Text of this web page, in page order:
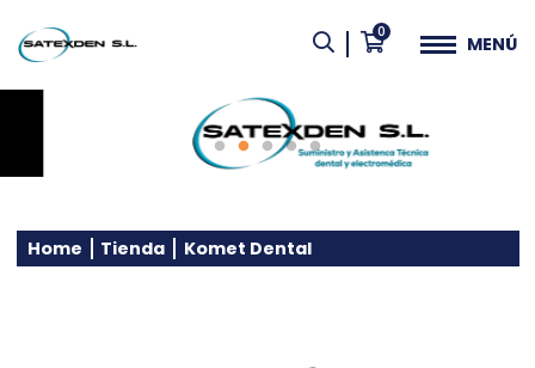
0
MENÚ
Home Tienda Komet Dental